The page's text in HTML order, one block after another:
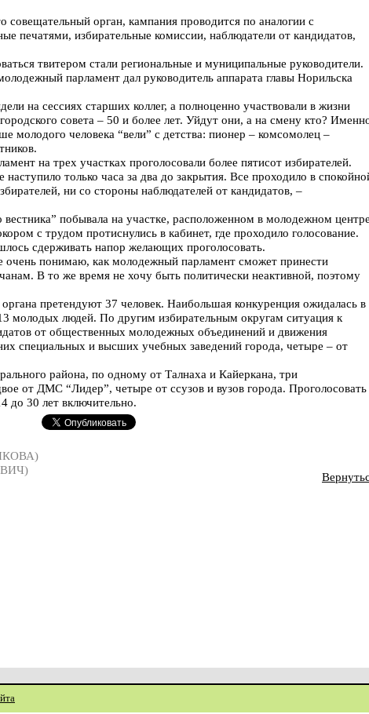
орган, кампания проводится по аналогии с
печатями, избирательные комиссии, наблюдатели от кандидатов,
твитером стали региональные и муниципальные руководители.
парламент дал руководитель аппарата главы Норильска
на сессиях старших коллег, а полноценно участвовали в жизни
совета – 50 и более лет. Уйдут они, а на смену кто?
молодого человека “вели” с детства: пионер – комсомолец –
на трех участках проголосовали более пятисот избирателей.
только часа за два до закрытия. Все проходило в
ни со стороны наблюдателей от кандидатов, –
вестника” побывала на участке, расположенном в молодежном центре
с трудом протиснулись в кабинет, где проходило голосование.
сдерживать напор желающих проголосовать.
очень понимаю, как молодежный парламент сможет принести
В то же время не хочу быть политически неактивной, поэтому
претендуют 37 человек. Наибольшая конкуренция ожидалась в
молодых людей. По другим избирательным округам ситуация к
от общественных молодежных объединений и движения
специальных и высших учебных заведений города, четыре – от
района, по одному от Талнаха и Кайеркана, три
от ДМС “Лидер”, четыре от ссузов и вузов города. Проголосовать
до 30 лет включительно.